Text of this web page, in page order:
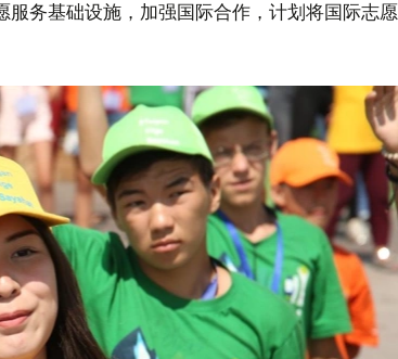
服务基础设施，加强国际合作，计划将国际志愿